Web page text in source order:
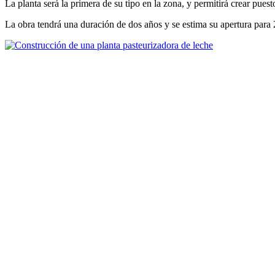
La planta será la primera de su tipo en la zona, y permitirá crear
La obra tendrá una duración de dos años y se estima su apertura para